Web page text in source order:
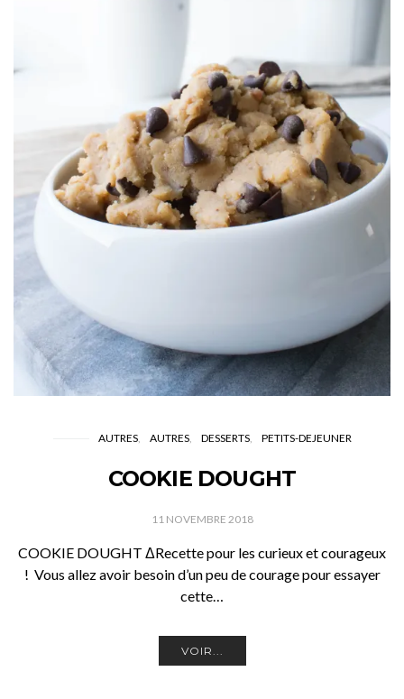
AUTRES AUTRES DESSERTS PETITS-DEJEUNER
COOKIE DOUGHT
11 NOVEMBRE 2018
COOKIE DOUGHT ΔRecette pour les curieux et courageux
! Vous allez avoir besoin d’un peu de courage pour essayer
cette…
VOIR...